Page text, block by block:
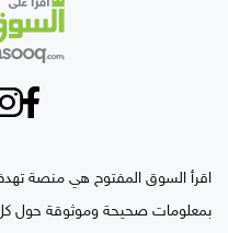
اقرأ السوق المفتوح هي منصة تهدف
بمعلومات صحيحة وموثوقة حول كل